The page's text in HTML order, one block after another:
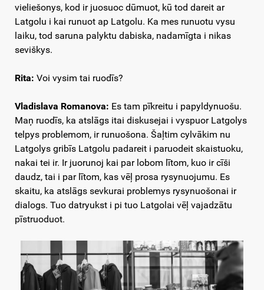
vieliešonys, kod ir juosuoc dūmuot, kū tod dareit ar
Latgolu i kai runuot ap Latgolu. Ka mes runuotu vysu
laiku, tod saruna palyktu dabiska, nadamīgta i nikas
seviškys.
Rita: Voi vysim tai ruodīs?
Vladislava Romanova: Es tam pīkreitu i papyldynuošu.
Maņ ruodīs, ka atslāgs itai diskusejai i vyspuor Latgolys
telpys problemom, ir runuošona. Šaļtim cylvākim nu
Latgolys gribīs Latgolu padareit i paruodeit skaistuoku,
nakai tei ir. Ir juorunoj kai par lobom lītom, kuo ir cīši
daudz, tai i par lītom, kas vēļ prosa rysynuojumu. Es
skaitu, ka atslāgs sevkurai problemys rysynuošonai ir
dialogs. Tuo datryukst i pi tuo Latgolai vēļ vajadzātu
pīstruoduot.